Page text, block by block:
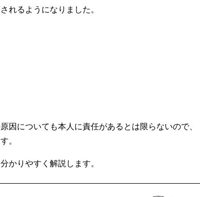
れるようになりました。
因についても本人に責任があるとは限らないので、
。
かりやすく解説します。